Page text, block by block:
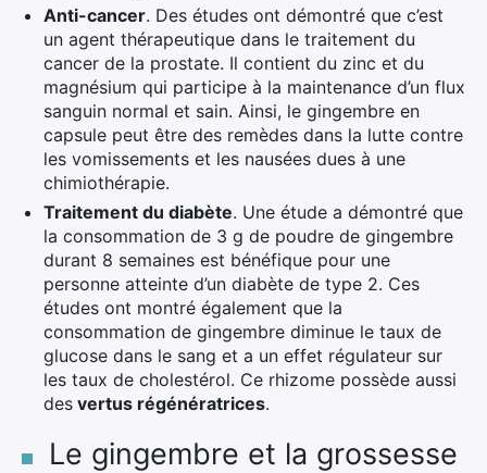
Anti-cancer. Des études ont démontré que c’est
un agent thérapeutique dans le traitement du
cancer de la prostate. Il contient du zinc et du
magnésium qui participe à la maintenance d’un flux
sanguin normal et sain. Ainsi, le gingembre en
capsule peut être des remèdes dans la lutte contre
les vomissements et les nausées dues à une
chimiothérapie.
Traitement du diabète. Une étude a démontré que
la consommation de 3 g de poudre de gingembre
durant 8 semaines est bénéfique pour une
personne atteinte d’un diabète de type 2. Ces
études ont montré également que la
consommation de gingembre diminue le taux de
glucose dans le sang et a un effet régulateur sur
les taux de cholestérol. Ce rhizome possède aussi
des vertus régénératrices.
Le gingembre et la grossesse